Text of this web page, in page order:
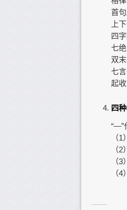
首
上
四
七
双
七
起
四
“—”
（
（
（
（